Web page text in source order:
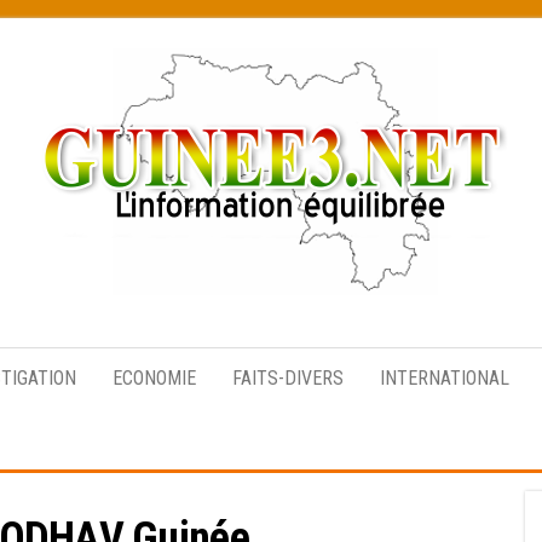
équilibrée
ECONOMIE FAITS-DIVERS INTERNATIONAL